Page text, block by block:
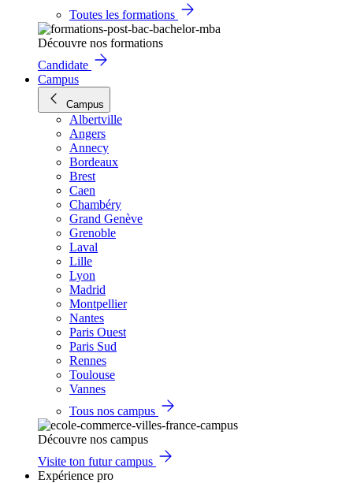
Toutes les formations
Découvre nos formations
Candidate
Campus
Campus
Albertville
Angers
Annecy
Bordeaux
Brest
Caen
Chambéry
Grand Genève
Grenoble
Laval
Lille
Lyon
Madrid
Montpellier
Nantes
Paris Ouest
Paris Sud
Rennes
Toulouse
Vannes
Tous nos campus
Découvre nos campus
Visite ton futur campus
Expérience pro